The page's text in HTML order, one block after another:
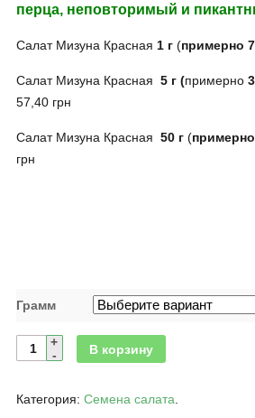
перца, неповторимый и
Салат Мизуна Красная 1 г (примерно
Салат Мизуна Красная 5 г (примерно
57,40 грн
Салат Мизуна Красная50 г (
грн
Грамм
В корзину
Категория:Семена салата